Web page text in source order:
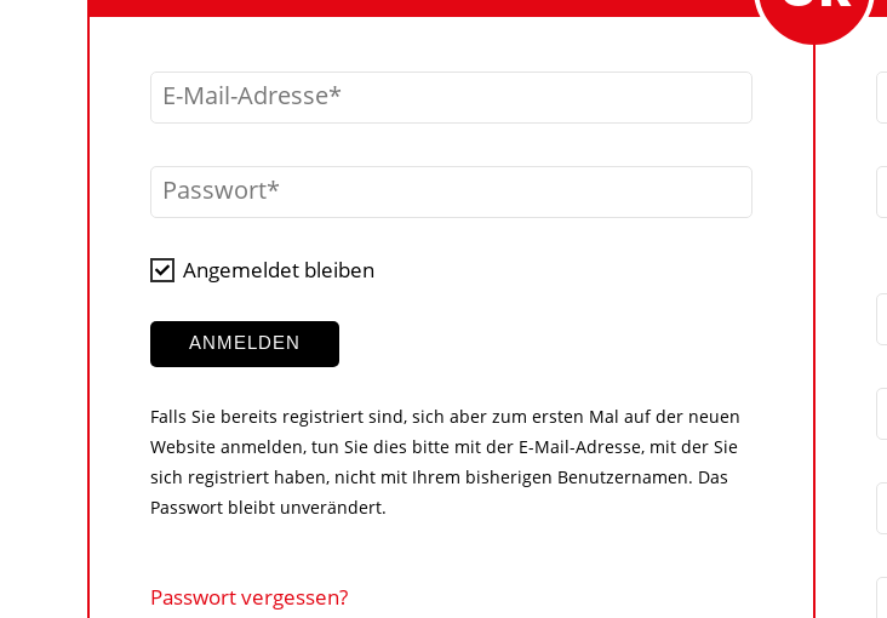
E-Mail-Adresse
Passwort
Angemeldet bleiben
ANMELDEN
Falls Sie bereits registriert sind, sich aber zum ersten Mal auf der neuen
Website anmelden, tun Sie dies bitte mit der E-Mail-Adresse, mit der Sie
sich registriert haben, nicht mit Ihrem bisherigen Benutzernamen. Das
Passwort bleibt unverändert.
Passwort vergessen?